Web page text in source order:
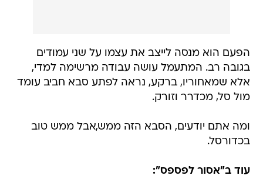
הפעם הוא מנסה לייצב את עצמו על שני עמודים
בגובה רב. המתעמל עושה עבודה מרשימה למדי,
אלא שמאחוריו, ברקע, נראה לפתע סבא חביב עומד
מול סל, מכדרר וזורק.
ומה אתם יודעים, הסבא הזה ממש,אבל ממש טוב
בכדורסל.
עוד ב"אסור לפספס":